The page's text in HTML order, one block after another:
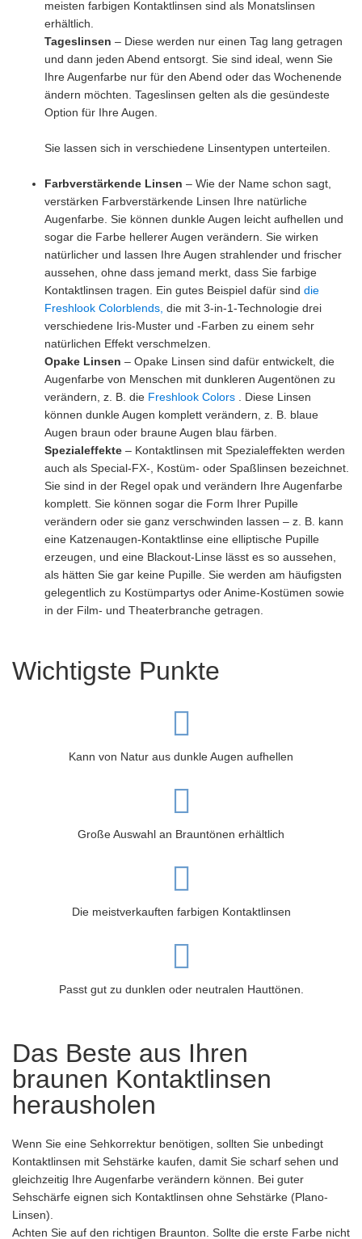
meisten farbigen Kontaktlinsen sind als Monatslinsen
erhältlich.
Tageslinsen – Diese werden nur einen Tag lang getragen
und dann jeden Abend entsorgt. Sie sind ideal, wenn Sie
Ihre Augenfarbe nur für den Abend oder das Wochenende
ändern möchten. Tageslinsen gelten als die gesündeste
Option für Ihre Augen.
Sie lassen sich in verschiedene Linsentypen unterteilen.
Farbverstärkende Linsen – Wie der Name schon sagt,
verstärken Farbverstärkende Linsen Ihre natürliche
Augenfarbe. Sie können dunkle Augen leicht aufhellen und
sogar die Farbe hellerer Augen verändern. Sie wirken
natürlicher und lassen Ihre Augen strahlender und frischer
aussehen, ohne dass jemand merkt, dass Sie farbige
Kontaktlinsen tragen. Ein gutes Beispiel dafür sind die
Freshlook Colorblends, die mit 3-in-1-Technologie drei
verschiedene Iris-Muster und -Farben zu einem sehr
natürlichen Effekt verschmelzen.
Opake Linsen – Opake Linsen sind dafür entwickelt, die
Augenfarbe von Menschen mit dunkleren Augentönen zu
verändern, z. B. die Freshlook Colors . Diese Linsen
können dunkle Augen komplett verändern, z. B. blaue
Augen braun oder braune Augen blau färben.
Spezialeffekte – Kontaktlinsen mit Spezialeffekten werden
auch als Special-FX-, Kostüm- oder Spaßlinsen bezeichnet.
Sie sind in der Regel opak und verändern Ihre Augenfarbe
komplett. Sie können sogar die Form Ihrer Pupille
verändern oder sie ganz verschwinden lassen – z. B. kann
eine Katzenaugen-Kontaktlinse eine elliptische Pupille
erzeugen, und eine Blackout-Linse lässt es so aussehen,
als hätten Sie gar keine Pupille. Sie werden am häufigsten
gelegentlich zu Kostümpartys oder Anime-Kostümen sowie
in der Film- und Theaterbranche getragen.
Wichtigste Punkte
Kann von Natur aus dunkle Augen aufhellen
Große Auswahl an Brauntönen erhältlich
Die meistverkauften farbigen Kontaktlinsen
Passt gut zu dunklen oder neutralen Hauttönen.
Das Beste aus Ihren
braunen Kontaktlinsen
herausholen
Wenn Sie eine Sehkorrektur benötigen, sollten Sie unbedingt
Kontaktlinsen mit Sehstärke kaufen, damit Sie scharf sehen und
gleichzeitig Ihre Augenfarbe verändern können. Bei guter
Sehschärfe eignen sich Kontaktlinsen ohne Sehstärke (Plano-
Linsen).
Achten Sie auf den richtigen Braunton. Sollte die erste Farbe nicht